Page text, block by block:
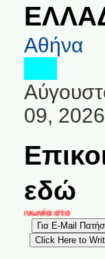
Αθήνα
09, 2026
εδώ
στο